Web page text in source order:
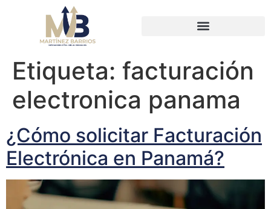
Etiqueta: facturación
electronica panama
¿Cómo solicitar Facturación
Electrónica en Panamá?